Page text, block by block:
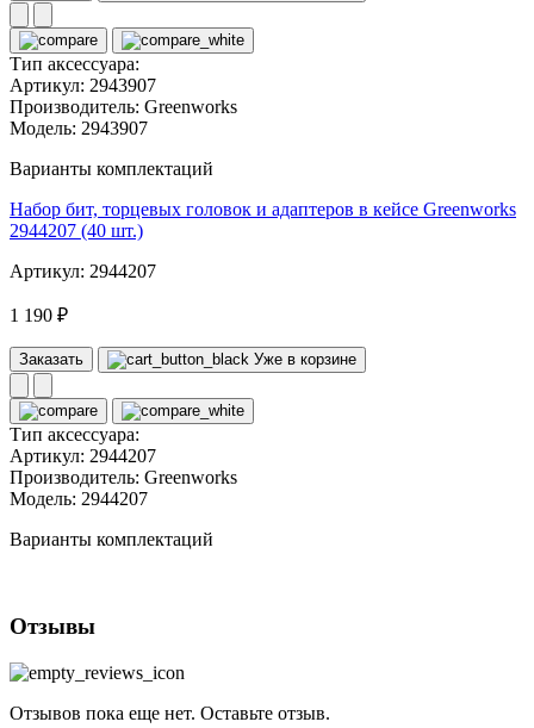
Тип аксессуара:
Артикул: 2943907
Производитель: Greenworks
Модель: 2943907
Варианты комплектаций
Набор бит, торцевых головок и адаптеров в кейсе Greenworks
2944207 (40 шт.)
Артикул: 2944207
1 190 ₽
Заказать Уже в корзине
Тип аксессуара:
Артикул: 2944207
Производитель: Greenworks
Модель: 2944207
Варианты комплектаций
Отзывы
Отзывов пока еще нет. Оставьте отзыв.